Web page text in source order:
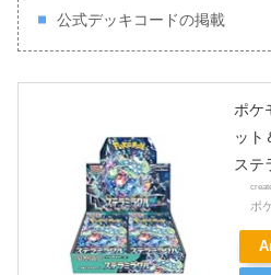
公式デッキコードの掲載
ポケ
ット
ステ
ポ